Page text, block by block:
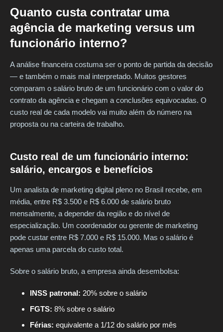
Quanto custa contratar uma
agência de marketing versus um
funcionário interno?
A análise financeira costuma ser o ponto de partida da decisão
— e também o mais mal interpretado. Muitos gestores
comparam o salário bruto de um funcionário com o valor do
contrato da agência e chegam a conclusões equivocadas. O
custo real de cada modelo vai muito além do número na
proposta ou na carteira de trabalho.
Custo real de um funcionário interno:
salário, encargos e benefícios
Um analista de marketing digital pleno no Brasil recebe, em
média, entre R$ 3.500 e R$ 6.000 de salário bruto
mensalmente, a depender da região e do nível de
especialização. Um coordenador ou gerente de marketing
pode custar entre R$ 7.000 e R$ 15.000. Mas o salário é
apenas uma parcela do custo total.
Sobre o salário bruto, a empresa ainda desembolsa:
INSS patronal: 20% sobre o salário
FGTS: 8% sobre o salário
Férias: equivalente a 1/12 do salário por mês